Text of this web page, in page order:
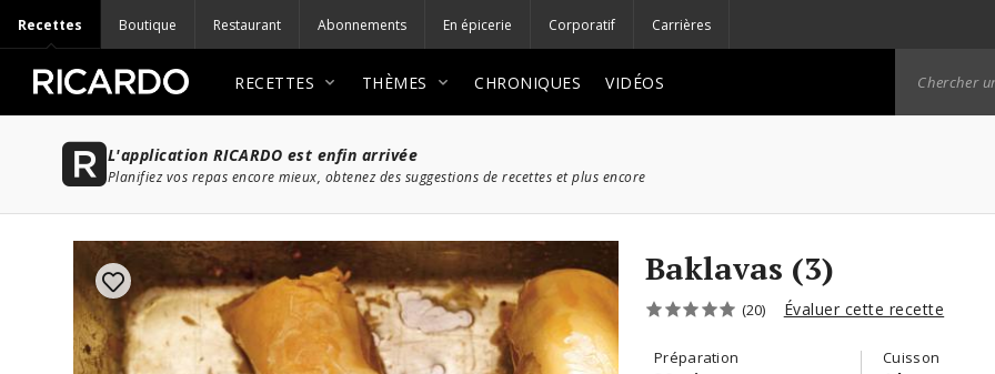
Recettes Boutique Restaurant Abonnements En épicerie Corporatif Carrières
RECETTES THÈMES CHRONIQUES VIDÉOS
L'application RICARDO est enfin arrivée
Planifiez vos repas encore mieux, obtenez des suggestions de recettes et plus encore
Baklavas (3)
(20) Évaluer cette recette
Préparation Cuisson